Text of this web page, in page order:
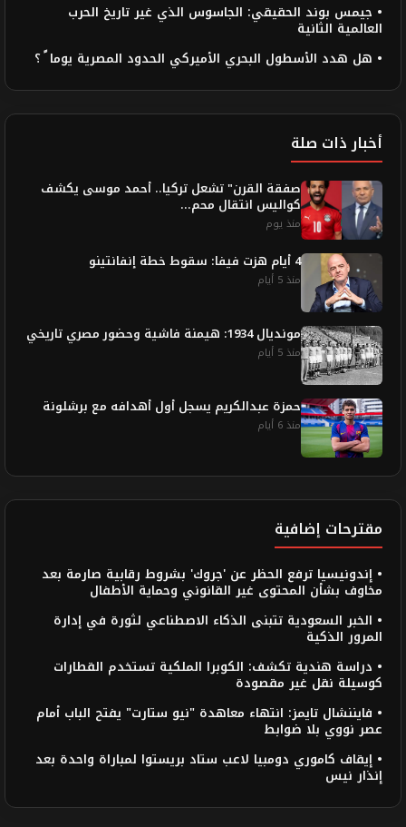
• جيمس بوند الحقيقي: الجاسوس الذي غير تاريخ الحرب
العالمية الثانية
• هل هدد الأسطول البحري الأميركي الحدود المصرية يوما ً ؟
أخبار ذات صلة
صفقة القرن" تشعل تركيا.. أحمد موسى يكشف
كواليس انتقال محم...
منذ يوم
4 أيام هزت فيفا: سقوط خطة إنفانتينو
منذ 5 أيام
مونديال 1934: هيمنة فاشية وحضور مصري تاريخي
منذ 5 أيام
حمزة عبدالكريم يسجل أول أهدافه مع برشلونة
منذ 6 أيام
مقترحات إضافية
• إندونيسيا ترفع الحظر عن 'جروك' بشروط رقابية صارمة بعد
مخاوف بشأن المحتوى غير القانوني وحماية الأطفال
• الخبر السعودية تتبنى الذكاء الاصطناعي لثورة في إدارة
المرور الذكية
• دراسة هندية تكشف: الكوبرا الملكية تستخدم القطارات
كوسيلة نقل غير مقصودة
• فايننشال تايمز: انتهاء معاهدة "نيو ستارت" يفتح الباب أمام
عصر نووي بلا ضوابط
• إيقاف كاموري دومبيا لاعب ستاد بريستوا لمباراة واحدة بعد
إنذار نيس